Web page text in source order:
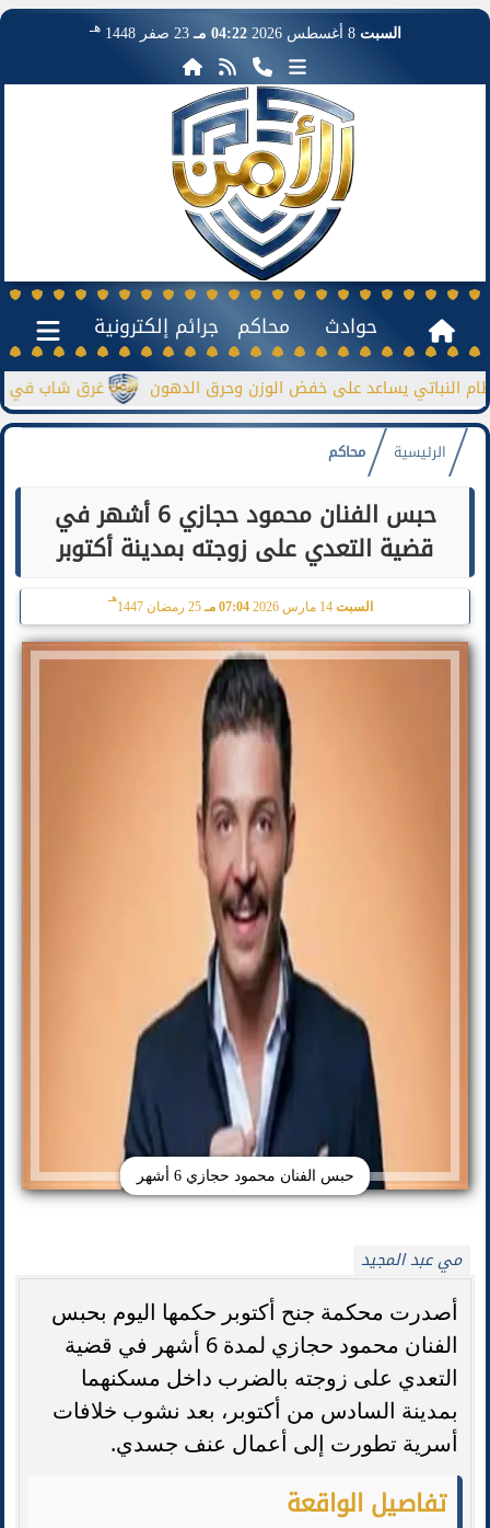
السبت 8 أغسطس 2026 04:22 مـ 23 صفر 1448 هـ
حوادث محاكم جرائم إلكترونية
غرق شاب في نيل يساعد على خفض الوزن وحرق الدهون
الرئيسية محاكم
حبس الفنان محمود حجازي 6 أشهر في
قضية التعدي على زوجته بمدينة أكتوبر
السبت 07:04 مـ 25 رمضان 1447
هـ
حبس الفنان محمود حجازي 6 أشهر
مي عبد المجيد
أصدرت محكمة جنح أكتوبر حكمها اليوم بحبس
الفنان محمود حجازي لمدة 6 أشهر في قضية
التعدي على زوجته بالضرب داخل مسكنهما
بمدينة السادس من أكتوبر، بعد نشوب خلافات
أسرية تطورت إلى أعمال عنف جسدي.
تفاصيل الواقعة